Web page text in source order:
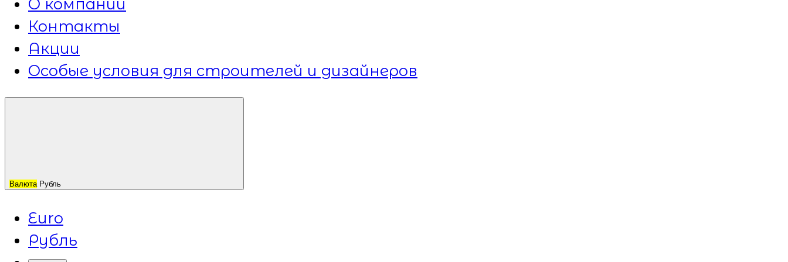
О компании
Контакты
Акции
Особые условия для строителей и дизайнеров
Валюта Рубль
Euro
Рубль